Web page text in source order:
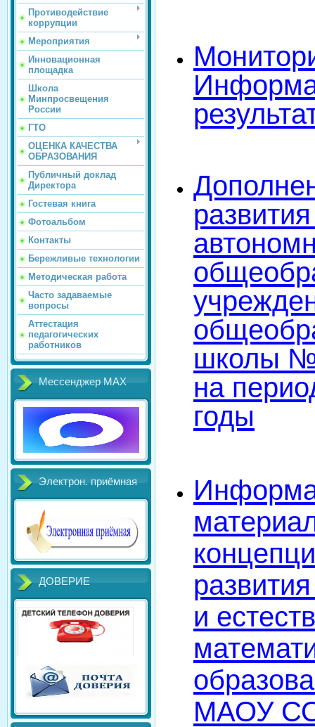
Противодействие
коррупции
Мероприятия
Инновационная
площадка
Школа
Минпросвещения
России
ГТО
ОЦЕНКА КАЧЕСТВА
ОБРАЗОВАНИЯ
Публичный доклад
Директора
Гостевая книга
Фотоальбом
Контакты
Бережливые технологии
Методическая работа
Часто задаваемые
вопросы
Аттестация
педагогических
работников
Мессенджер МАХ
Электрон. приёмная
ДОВЕРИЕ
школы №
на
годы
и
МАОУ